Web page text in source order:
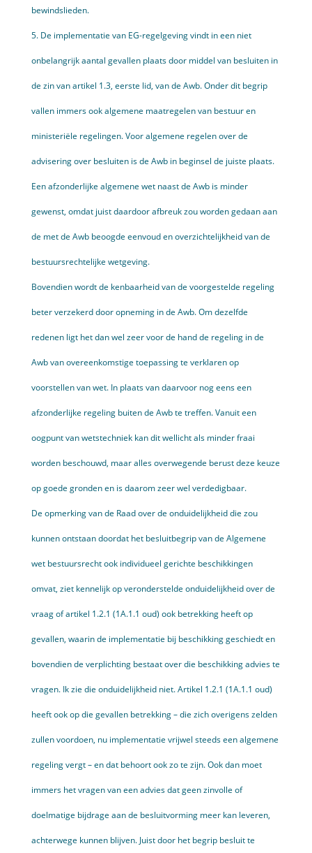
bewindslieden.
5. De implementatie van EG-regelgeving vindt in een niet
onbelangrijk aantal gevallen plaats door middel van besluiten in
de zin van artikel 1.3, eerste lid, van de Awb. Onder dit begrip
vallen immers ook algemene maatregelen van bestuur en
ministeriële regelingen. Voor algemene regelen over de
advisering over besluiten is de Awb in beginsel de juiste plaats.
Een afzonderlijke algemene wet naast de Awb is minder
gewenst, omdat juist daardoor afbreuk zou worden gedaan aan
de met de Awb beoogde eenvoud en overzichtelijkheid van de
bestuursrechtelijke wetgeving.
Bovendien wordt de kenbaarheid van de voorgestelde regeling
beter verzekerd door opneming in de Awb. Om dezelfde
redenen ligt het dan wel zeer voor de hand de regeling in de
Awb van overeenkomstige toepassing te verklaren op
voorstellen van wet. In plaats van daarvoor nog eens een
afzonderlijke regeling buiten de Awb te treffen. Vanuit een
oogpunt van wetstechniek kan dit wellicht als minder fraai
worden beschouwd, maar alles overwegende berust deze keuze
op goede gronden en is daarom zeer wel verdedigbaar.
De opmerking van de Raad over de onduidelijkheid die zou
kunnen ontstaan doordat het besluitbegrip van de Algemene
wet bestuursrecht ook individueel gerichte beschikkingen
omvat, ziet kennelijk op veronderstelde onduidelijkheid over de
vraag of artikel 1.2.1 (1A.1.1 oud) ook betrekking heeft op
gevallen, waarin de implementatie bij beschikking geschiedt en
bovendien de verplichting bestaat over die beschikking advies te
vragen. Ik zie die onduidelijkheid niet. Artikel 1.2.1 (1A.1.1 oud)
heeft ook op die gevallen betrekking – die zich overigens zelden
zullen voordoen, nu implementatie vrijwel steeds een algemene
regeling vergt – en dat behoort ook zo te zijn. Ook dan moet
immers het vragen van een advies dat geen zinvolle of
doelmatige bijdrage aan de besluitvorming meer kan leveren,
achterwege kunnen blijven. Juist door het begrip besluit te